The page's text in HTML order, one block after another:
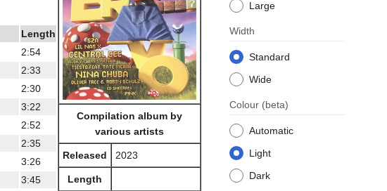
Large
Width
Standard
Wide
Colour (beta)
Automatic
Light
Dark
Compilation album by
various artists
Released 2023
Length
Length
2:54
2:33
2:30
3:22
2:52
2:35
3:26
3:45